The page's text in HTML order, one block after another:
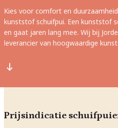
Kies voor comfort en
kunststof schuifpui. Een kunststof
en gaat jaren lang mee. Wij bij
leverancier van hoogwaardige
assortiment waarin veel te kiezen
schuifpuien die voorzien in al uw
Prijsindicatie